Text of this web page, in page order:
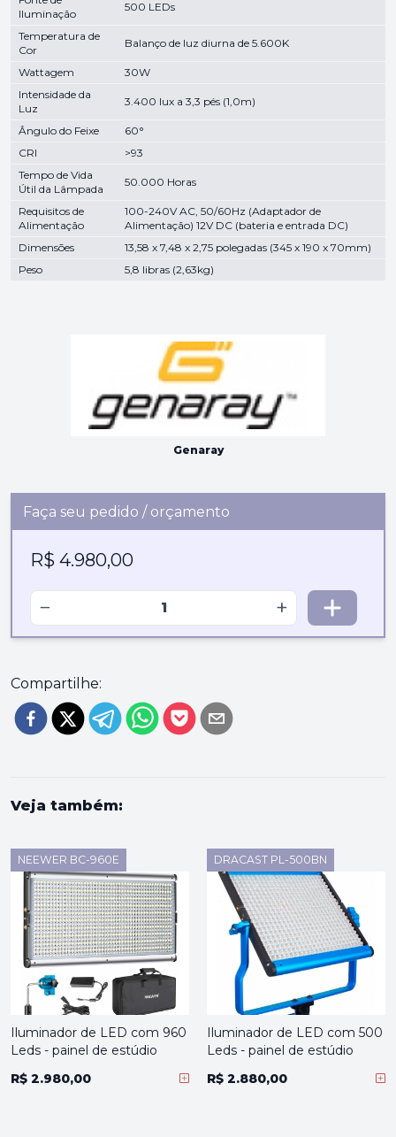
Iluminação
500 LEDs
Temperatura de
Cor
Balanço de luz diurna de 5.600K
Wattagem
30W
Intensidade da
Luz
3.400 lux a 3,3 pés (1,0m)
Ângulo do Feixe
60°
CRI
>93
Tempo de Vida
Útil da Lâmpada
50.000 Horas
Requisitos de
Alimentação
100-240V AC, 50/60Hz (Adaptador de
Alimentação) 12V DC (bateria e entrada DC)
Dimensões
13,58 x 7,48 x 2,75 polegadas (345 x 190 x 70mm)
Peso
5,8 libras (2,63kg)
Faça seu pedido / orçamento
R$ 4.980,00
− +
Genaray
Compartilhe:
Veja também:
NEEWER BC-960E
Iluminador de LED com 960
Leds - painel de estúdio
R$ 2.980,00
DRACAST PL-500BN
Iluminador de LED com 500
Leds - painel de estúdio
R$ 2.880,00